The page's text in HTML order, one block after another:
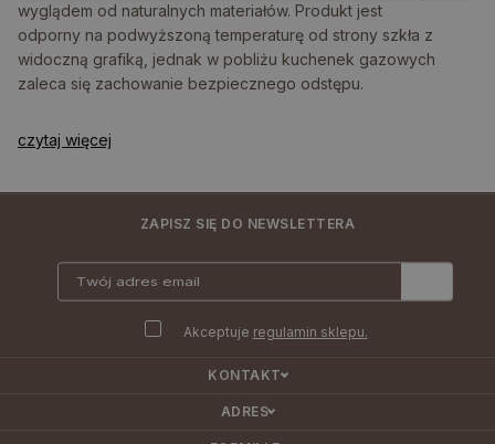
wyglądem od naturalnych materiałów. Produkt jest
odporny na podwyższoną temperaturę od strony szkła z
widoczną grafiką, jednak w pobliżu kuchenek gazowych
zaleca się zachowanie bezpiecznego odstępu.
czytaj więcej
ZAPISZ SIĘ DO NEWSLETTERA
Akceptuje regulamin sklepu.
KONTAKT
ADRES